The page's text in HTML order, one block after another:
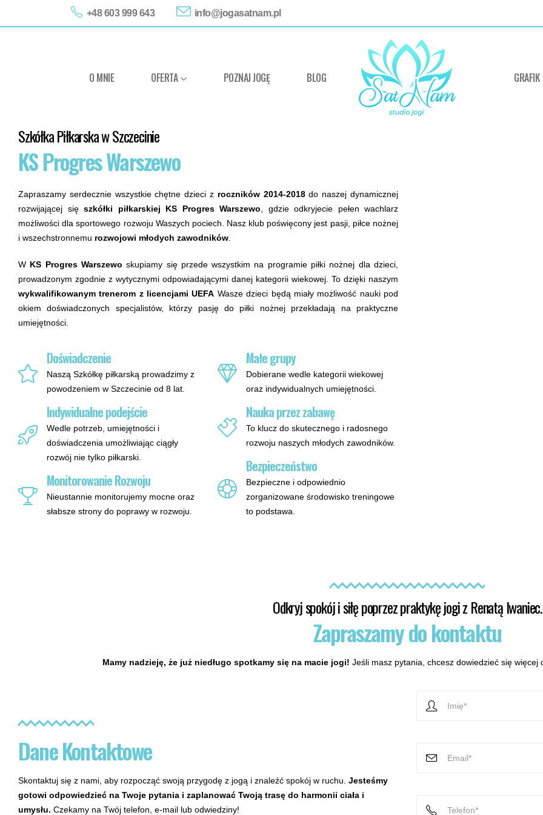
+48 603 999 643 info@jogasatnam.pl
O MNIE OFERTA POZNAJ JOGĘ BLOG GRAFIK
Szkółka Piłkarska w Szczecinie
KS Progres Warszewo
Zapraszamy serdecznie wszystkie chętne dzieci z roczników 2014-2018do naszej dynamicznej
rozwijającej się szkółki piłkarskiej KS Progres Warszewo , gdzie odkryjecie pełen wachlarz
możliwości dla sportowego rozwoju Waszych pociech. Nasz klub poświęcony jest pasji, piłce nożnej
i wszechstronnemu rozwojowi młodych zawodników
W KS Progres Warszewo skupiamy się przede wszystkim na programie piłki nożnej dla dzieci,
prowadzonym zgodnie z wytycznymi odpowiadającymi danej kategorii wiekowej. To dzięki naszym
wykwalifikowanym trenerom z licencjami UEFA Wasze dzieci będą miały możliwość nauki pod
okiem doświadczonych specjalistów, którzy pasję do piłki nożnej przekładają na praktyczne
umiejętności.
Doświadczenie
Naszą Szkółkę piłkarską prowadzimy z
powodzeniem w Szczecinie od 8 lat.
Indywidualne podejście
Wedle potrzeb, umiejętności i
doświadczenia umożliwiając ciągły
rozwój nie tylko piłkarski.
Monitorowanie Rozwoju
Nieustannie monitorujemy mocne oraz
słabsze strony do poprawy w rozwoju.
Małe grupy
Dobierane wedle kategorii wiekowej
oraz indywidualnych umiejętności.
Nauka przez zabawę
To klucz do skutecznego i radosnego
rozwoju naszych młodych zawodników.
Bezpieczeństwo
Bezpieczne i odpowiednio
zorganizowane środowisko treningowe
to podstawa.
Odkryj spokój i siłę poprzez praktykę jogi z Renatą Iwaniec.
Zapraszamy do kontaktu
Mamy nadzieję, że już niedługo spotkamy się na macie jogi! Jeśli masz pytania, chcesz dowiedzieć się
Dane Kontaktowe
Skontaktuj się z nami, aby rozpocząć swoją przygodę z jogą i znaleźć spokój w ruchu. Jesteśmy
gotowi odpowiedzieć na Twoje pytania i zaplanować Twoją trasę do harmonii ciała i
umysłu. Czekamy na Twój telefon, e-mail lub odwiedziny!